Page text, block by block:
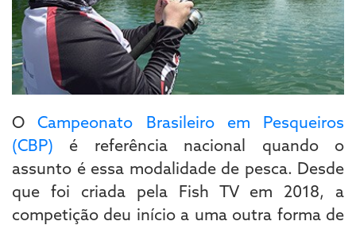
OCampeonato Brasileiro em Pesqueiros
(CBP) é referência nacional quando o
assunto é essa modalidade de pesca. Desde
que foi criada pela Fish TV em 2018, a
competição deu início a uma outra forma de